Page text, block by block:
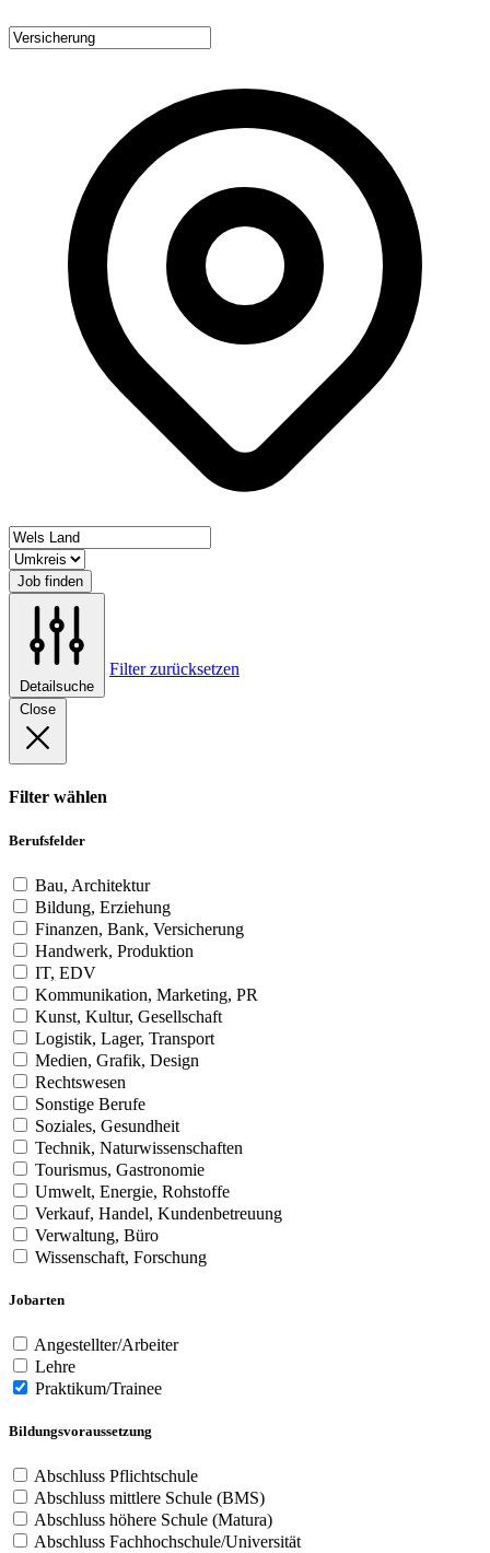
Job finden
Detailsuche
Filter zurücksetzen
Close
Filter wählen
Berufsfelder
Bau, Architektur
Bildung, Erziehung
Finanzen, Bank, Versicherung
Handwerk, Produktion
IT, EDV
Kommunikation, Marketing, PR
Kunst, Kultur, Gesellschaft
Logistik, Lager, Transport
Medien, Grafik, Design
Rechtswesen
Sonstige Berufe
Soziales, Gesundheit
Technik, Naturwissenschaften
Tourismus, Gastronomie
Umwelt, Energie, Rohstoffe
Verkauf, Handel, Kundenbetreuung
Verwaltung, Büro
Wissenschaft, Forschung
Jobarten
Angestellter/Arbeiter
Lehre
Praktikum/Trainee
Bildungsvoraussetzung
Abschluss Pflichtschule
Abschluss mittlere Schule (BMS)
Abschluss höhere Schule (Matura)
Abschluss Fachhochschule/Universität